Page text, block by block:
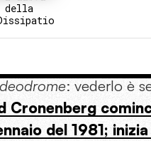
della
: vederlo è
Cronenberg
del 1981;